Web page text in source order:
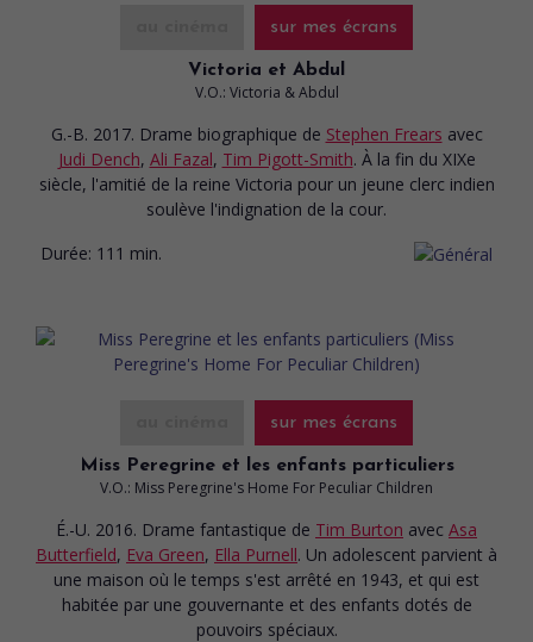
sur mes écrans
Victoria et Abdul
V.O.: Victoria & Abdul
G.-B. 2017. Drame biographique de Stephen Frears avec
Judi Dench, Ali Fazal, Tim Pigott-Smith. À la fin du XIXe
siècle, l'amitié de la reine Victoria pour un jeune clerc indien
soulève l'indignation de la cour.
Durée: 111 min.
sur mes écrans
Miss Peregrine et les enfants particuliers
V.O.: Miss Peregrine's Home For Peculiar Children
É.-U. 2016. Drame fantastique de Tim Burton avec Asa
Butterfield, Eva Green, Ella Purnell. Un adolescent parvient à
une maison où le temps s'est arrêté en 1943, et qui est
habitée par une gouvernante et des enfants dotés de
pouvoirs spéciaux.